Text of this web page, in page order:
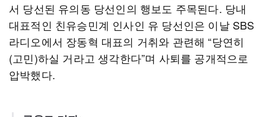
서 당선된 유의동 당선인의 행보도 주목된다. 당내
대표적인 친유승민계 인사인 유 당선인은 이날 SBS
라디오에서 장동혁 대표의 거취와 관련해 “당연히
(고민)하실 거라고 생각한다”며 사퇴를 공개적으로
압박했다.